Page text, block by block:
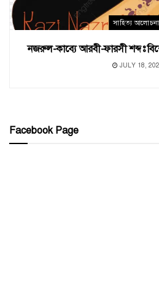
সাহিত্য আলোচনা
নজরুল-কাব্যে আরবী-ফারসী শব্দঃ
JULY 18,
Facebook Page